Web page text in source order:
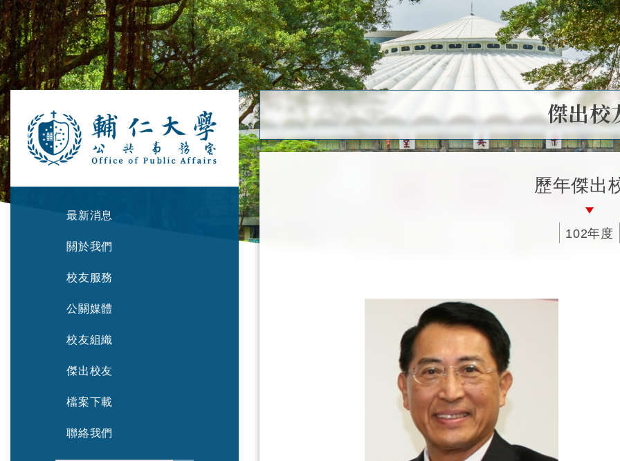
最新消息
關於我們
校友服務
公關媒體
校友組織
傑出校友
檔案下載
聯絡我們
傑出校
歷年傑出
102年度